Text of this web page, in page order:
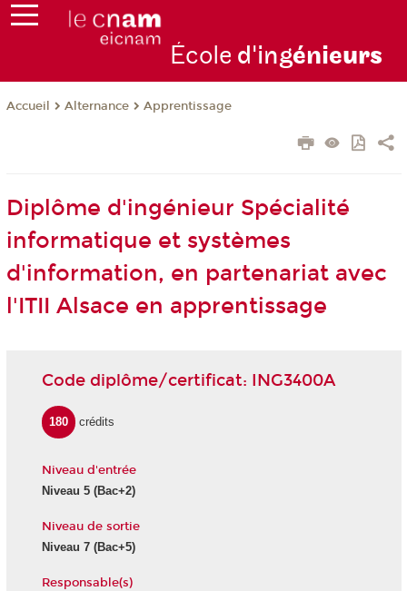
École d'ingénieurs
Accueil Alternance Apprentissage
Diplôme d'ingénieur Spécialité
informatique et systèmes
d'information, en partenariat avec
l'ITII Alsace en apprentissage
Code diplôme/certificat: ING3400A
180 crédits
Niveau d'entrée
Niveau 5(Bac+2)
Niveau de sortie
Niveau 7(Bac+5)
Responsable(s)